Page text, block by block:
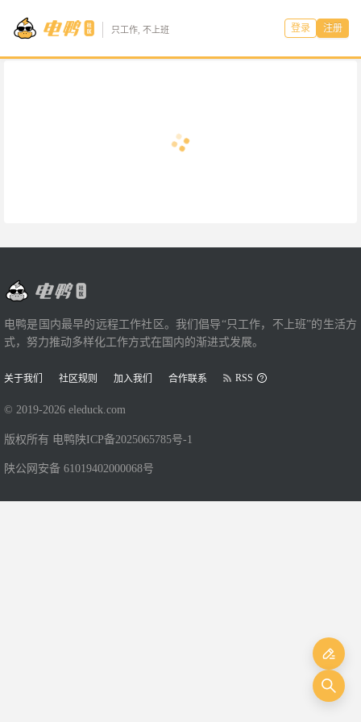
只工作, 不上班 登录 注册
电鸭是国内最早的远程工作社区。我们倡导“只工作，不上班”的生活方
式，努力推动多样化工作方式在国内的渐进式发展。
关于我们 社区规则 加入我们 合作联系 RSS
© 2019-2026 eleduck.com
版权所有 电鸭 陕ICP备2025065785号-1
陕公网安备 61019402000068号